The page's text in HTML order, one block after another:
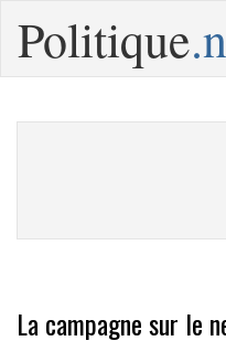
Politique
La campagne sur le